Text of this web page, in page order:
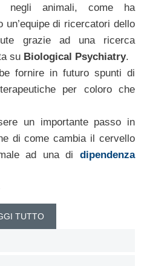
negli animali, come ha
un’equipe di ricercatori dello
grazie ad una ricerca
su Biological Psychiatry.
fornire in futuro spunti di
per coloro che
un importante passo in
di come cambia il cervello
ad una di dipendenza
TUTTO